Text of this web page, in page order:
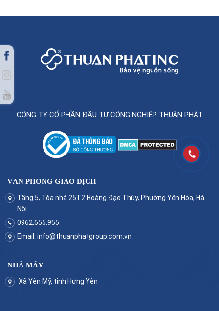
CÔNG TY CỔ PHẦN ĐẦU TƯ CÔNG NGHIỆP THUẬN PHÁT
VĂN PHÒNG GIAO DỊCH
Tầng 5, Tòa nhà 25T2 Hoàng Đạo Thúy, Phường Yên Hòa, Hà
Nội
0962.655.955
Email: info@thuanphatgroup.com.vn
NHÀ MÁY
Xã Yên Mỹ, tỉnh Hưng Yên